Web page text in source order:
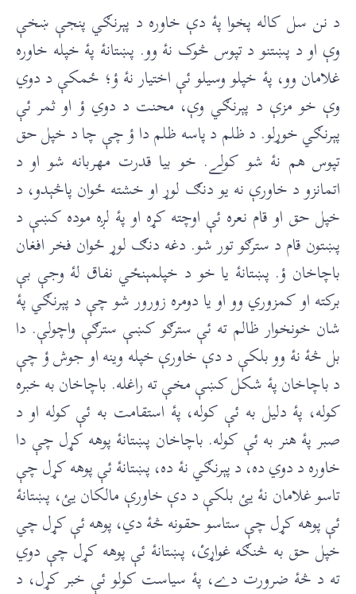
د نن سل کاله پخوا پۀ دې خاوره د پېرنګي پنجې ښخې
وې او د پښتنو د تپوس څوک نۀ وو. پښتانۀ پۀ خپله خاوره
غلامان وو، پۀ خپلو وسيلو ئې اختيار نۀ ؤ؛ ځمکې د دوي
وې خو مزې د پېرنګي وې، محنت د دوي ؤ او ثمر ئې
پېرنګي خوړلو. د ظلم د پاسه ظلم دا ؤ چې چا د خپل حق
تپوس هم نۀ شو کولے. خو بيا قدرت مهربانه شو او د
اتمانزو د خاورې نه يو دنګ لوړ او خشته ځوان پاڅېدو، د
خپل حق او قام نعره ئې اوچته کړه او پۀ لږه موده کښې د
پښتون قام د سترګو تور شو. دغه دنګ لوړ ځوان فخر افغان
باچاخان ؤ. پښتانۀ يا خو د خپلمېنځي نفاق لۀ وجې بې
برکته او کمزوري وو او يا دومره زورور شو چې د پېرنګي پۀ
شان خونخوار ظالم ته ئې سترګو کښې سترګې واچولې. دا
بل څۀ نۀ وو بلکې د دې خاورې خپله وينه او جوش ؤ چې
د باچاخان پۀ شکل کښې مخې ته راغله. باچاخان به خبره
کوله، پۀ دليل به ئې کوله، پۀ استقامت به ئې کوله او د
صبر پۀ هنر به ئې کوله. باچاخان پښتانۀ پوهه کړل چې دا
خاوره د دوي ده، د پېرنګي نۀ ده، پښتانۀ ئې پوهه کړل چې
تاسو غلامان نۀ يئ بلکې د دې خاورې مالکان يئ، پښتانۀ
ئې پوهه کړل چې ستاسو حقونه څۀ دي، پوهه ئې کړل چي
خپل حق به څنګه غواړئ، پښتانۀ ئې پوهه کړل چې دوي
ته د څۀ ضرورت دے، پۀ سياست کولو ئې خبر کړل، د